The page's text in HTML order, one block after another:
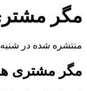
مگر
منتشره شده در شنبه ۱۰ شهریور ۱۳۹۷
مگر مشتری